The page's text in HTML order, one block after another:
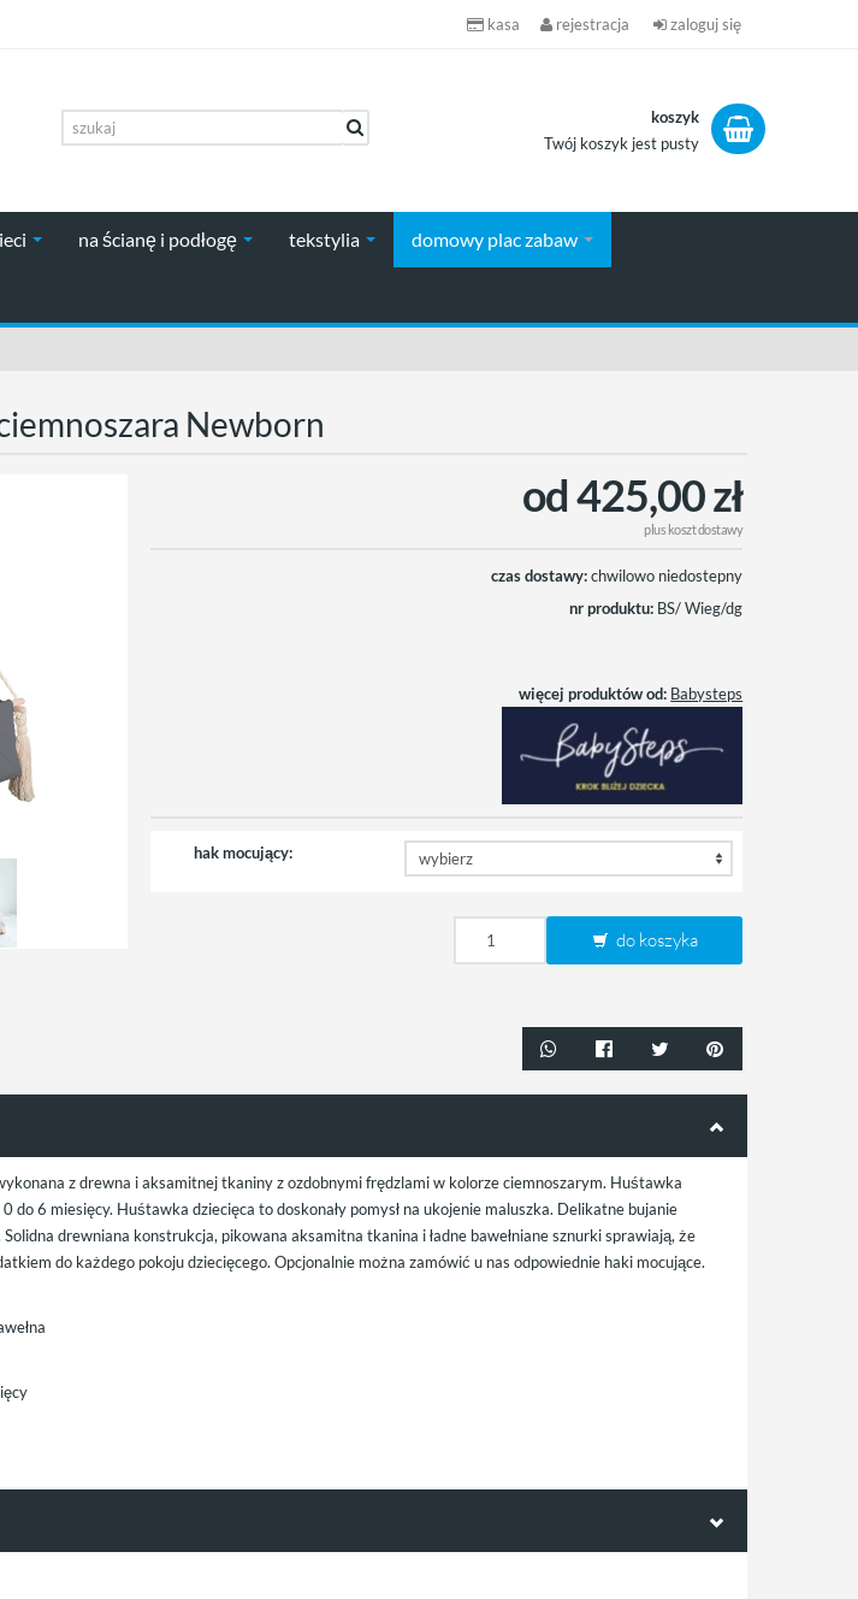
kasa rejestracja zaloguj się
koszyk
Twój koszyk jest pusty
na ścianę i podłogę tekstylia domowy plac zabaw
Newborn
od 425,00 zł
pluskoszt dostawy
czas dostawy: chwilowo niedostepny
nr produktu: BS/ Wieg/dg
więcej produktów od: Babysteps
hak mocujący:
do koszyka
z drewna i aksamitnej tkaniny z ozdobnymi frędzlami w kolorze ciemnoszarym. Huśtawka
do 6 miesięcy. Huśtawka dziecięca to doskonały pomysł na ukojenie maluszka. Delikatne bujanie
drewniana konstrukcja, pikowana aksamitna tkanina i ładne bawełniane sznurki sprawiają, że
do każdego pokoju dziecięcego. Opcjonalnie można zamówić u nas odpowiednie haki mocujące.